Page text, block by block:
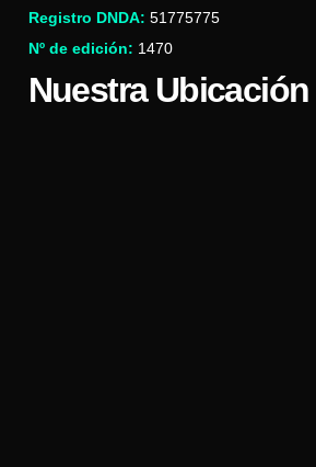
Registro DNDA: 51775775
Nº de edición: 1470
Nuestra Ubicación